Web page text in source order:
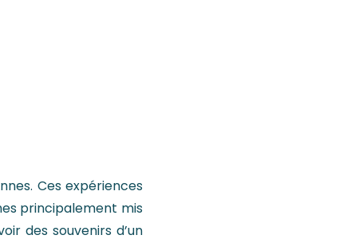
Ces expériences
principalement mis
des souvenirs d’un